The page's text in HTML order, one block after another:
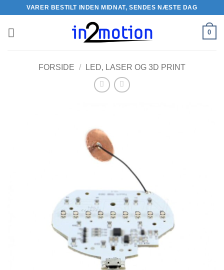
indhold
VARER BESTILT INDEN MIDNAT, SENDES NÆSTE DAG
0
FORSIDE / LED, LASER OG 3D PRINT